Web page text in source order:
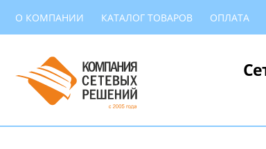
О КОМПАНИИ КАТАЛОГ ТОВАРОВ ОПЛАТА